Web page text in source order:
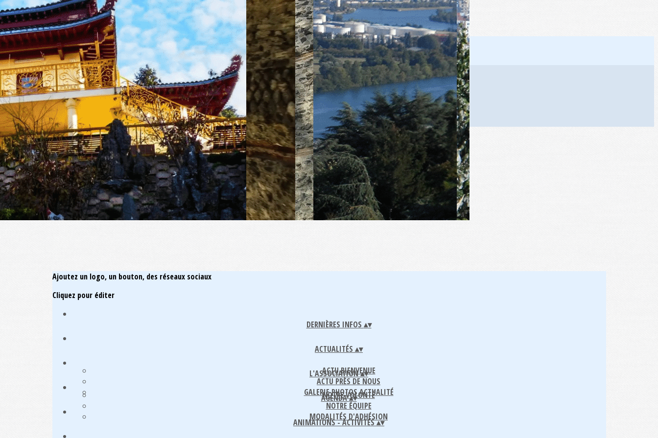
Exporter les lignes sélectionnées
Exporter toutes les colonnes
Exporter uniquement les colonnes affichées
Menu
<
>
Actu Bienvenue
Actu Près de Nous
Galerie Photos Actualité
?>
Images de la page d'accueil
Cliquez pour éditer
Ajoutez un logo, un bouton, des réseaux sociaux
Cliquez pour éditer
DERNIÈRES INFOS ▴▾
ACTUALITÉS ▴▾
ACTU BIENVENUE
ACTU PRÈS DE NOUS
GALERIE PHOTOS ACTUALITÉ
L'ASSOCIATION▴▾
NOTRE VOLONTÉ
NOTRE ÉQUIPE
MODALITÉS D'ADHÉSION
AGENDA▴▾
ANIMATIONS - ACTIVITÉS▴▾